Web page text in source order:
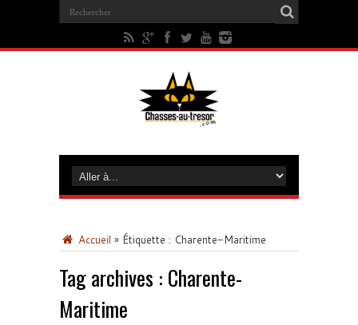
Accueil » Étiquette : Charente-Maritime
Tag archives : Charente-
Maritime